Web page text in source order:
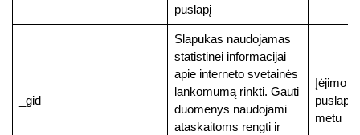
puslapį
_gid
Slapukas naudojamas
statistinei informacijai
apie interneto svetainės
lankomumą rinkti. Gauti
duomenys naudojami
ataskaitoms rengti ir
Įėjimo į
puslapį
metu